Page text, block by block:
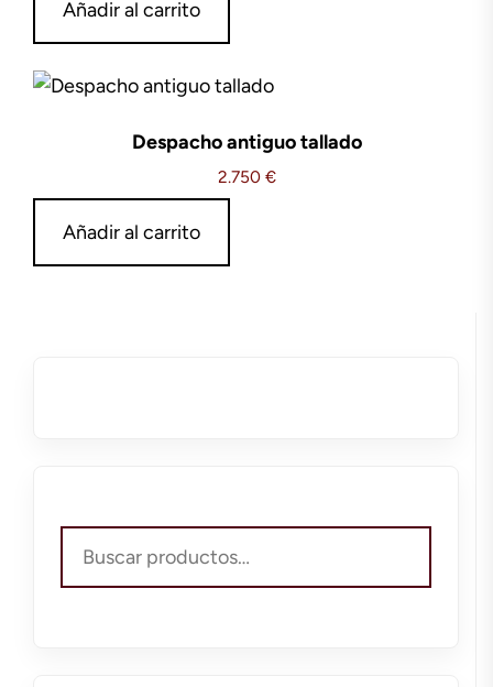
Añadir al carrito
Despacho antiguo tallado
2.750 €
Añadir al carrito
por: